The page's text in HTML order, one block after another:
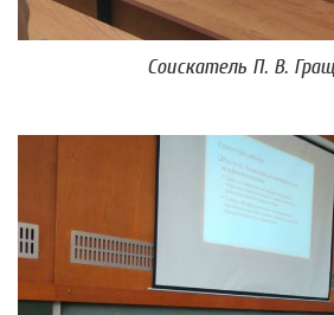
Соискатель П. В.